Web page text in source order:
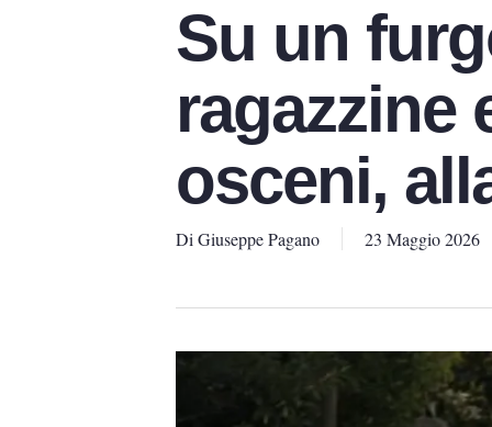
Su un
ragazzine
osceni,
Di Giuseppe Pagano 23 Maggio 2026